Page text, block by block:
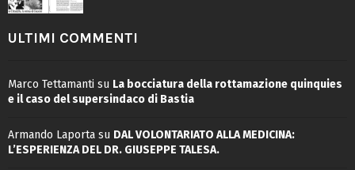
ULTIMI COMMENTI
Marco Tettamanti su La bocciatura della rottamazione quinquies
e il caso del supersindaco di Bastia
Armando Laporta su DAL VOLONTARIATO ALLA MEDICINA:
L’ESPERIENZA DEL DR. GIUSEPPE TALESA.